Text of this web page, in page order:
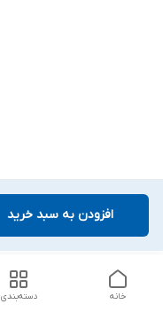
افزودن به سبد خرید
دسته‌بندی خانه